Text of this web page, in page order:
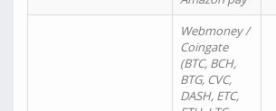
Webmoney /
Coingate
(BTC, BCH,
BTG, CVC,
DASH, ETC,